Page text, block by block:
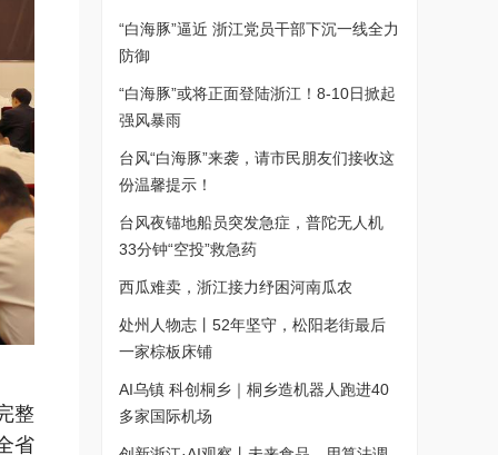
整
省
“白海豚”逼近 浙江党员干部下沉一线全力
防御
“白海豚”或将正面登陆浙江！8-10日掀起
强风暴雨
台风“白海豚”来袭，请市民朋友们接收这
份温馨提示！
台风夜锚地船员突发急症，普陀无人机
33分钟“空投”救急药
西瓜难卖，浙江接力纾困河南瓜农
处州人物志丨52年坚守，松阳老街最后
一家棕板床铺
AI乌镇 科创桐乡｜桐乡造机器人跑进40
多家国际机场